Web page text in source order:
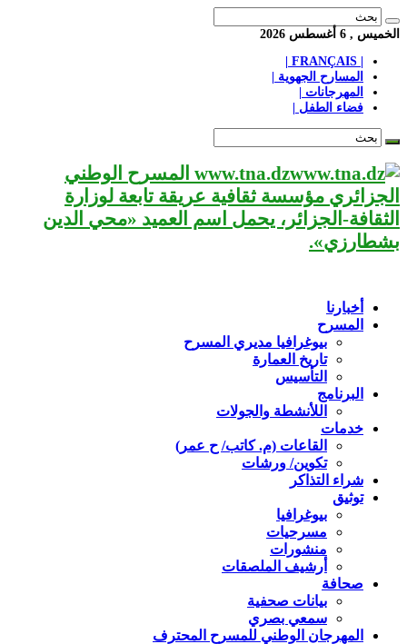
الخميس , 6 أغسطس 2026
المسارح الجهوية |
المهرجانات |
فضاء الطفل |
www.tna.dz المسرح الوطني
الجزائري مؤسسة ثقافية عريقة تابعة لوزارة
الثقافة-الجزائر، يحمل اسم العميد «محي الدين
بشطارزي».
أخبارنا
المسرح
بيوغرافيا مديري المسرح
تاريخ العمارة
التأسيس
البرنامج
اللأنشطة والجولات
خدمات
القاعات (م. كاتب/ ح عمر)
تكوين/ ورشات
شراء التذاكر
توثيق
بيوغرافيا
مسرحيات
منشورات
أرشيف الملصقات
صحافة
بيانات صحفية
سمعي بصري
المهرجان الوطني للمسرح المحترف